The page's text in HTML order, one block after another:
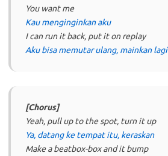
You want me
Kau menginginkan aku
I can run it back, put it on replay
Aku bisa memutar ulang, mainkan lagi
[Chorus]
Yeah, pull up to the spot, turn it up
Ya, datang ke tempat itu, keraskan
Make a beatbox-box and it bump